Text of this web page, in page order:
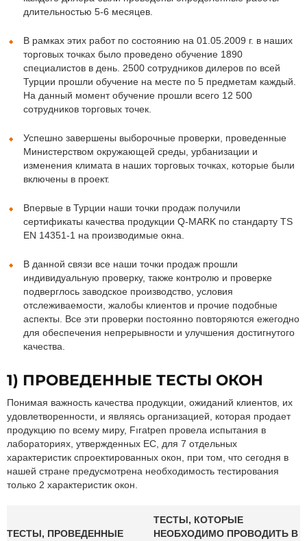
длительностью 5-6 месяцев.
В рамках этих работ по состоянию на 01.05.2009 г. в наших
торговых точках было проведено обучение 1890
специалистов в день. 2500 сотрудников дилеров по всей
Турции прошли обучение на месте по 5 предметам каждый.
На данный момент обучение прошли всего 12 500
сотрудников торговых точек.
Успешно завершены выборочные проверки, проведенные
Министерством окружающей среды, урбанизации и
изменения климата в наших торговых точках, которые были
включены в проект.
Впервые в Турции наши точки продаж получили
сертификаты качества продукции Q-MARK по стандарту TS
EN 14351-1 на производимые окна.
В данной связи все наши точки продаж прошли
индивидуальную проверку, также контролю и проверке
подверглось заводское производство, условия
отслеживаемости, жалобы клиентов и прочие подобные
аспекты. Все эти проверки постоянно повторяются ежегодно
для обеспечения непрерывности и улучшения достигнутого
качества.
1) ПРОВЕДЕННЫЕ ТЕСТЫ ОКОН
Понимая важность качества продукции, ожиданий клиентов, их
удовлетворенности, и являясь организацией, которая продает
продукцию по всему миру, Fıratpen провела испытания в
лабораториях, утвержденных ЕС, для 7 отдельных
характеристик спроектированных окон, при том, что сегодня в
нашей стране предусмотрена необходимость тестирования
только 2 характеристик окон.
ТЕСТЫ, ПРОВЕДЕННЫЕ
ТЕСТЫ, КОТОРЫЕ
НЕОБХОДИМО ПРОВОДИТЬ В